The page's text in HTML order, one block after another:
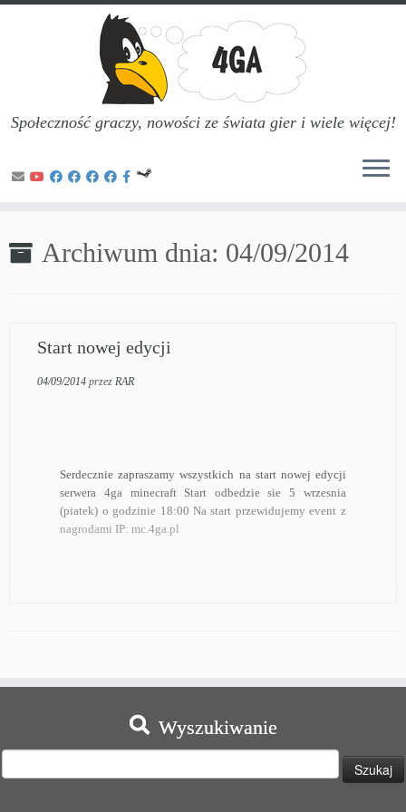
do
treści
Społeczność graczy, nowości ze świata gier i wiele więcej!
Archiwum dnia: 04/09/2014
Start nowej edycji
04/09/2014 przez RAR
Serdecznie zapraszamy wszystkich na start nowej edycji
serwera 4ga minecraft Start odbedzie sie 5 wrzesnia
(piatek) o godzinie 18:00 Na start przewidujemy event z
nagrodami IP: mc.4ga.pl
Wyszukiwanie